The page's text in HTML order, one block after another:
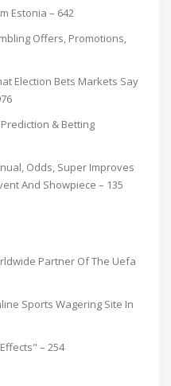
Estonia – 642
Offers, Promotions,
Election Bets Markets Say
& Betting
Odds, Super Improves
And Showpiece – 135
Partner Of The Uefa
Sports Wagering Site In
– 254